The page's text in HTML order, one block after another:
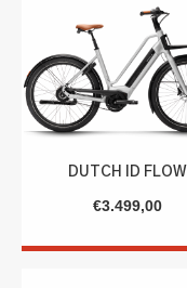
DUTCH ID FLOW
€3.499,00